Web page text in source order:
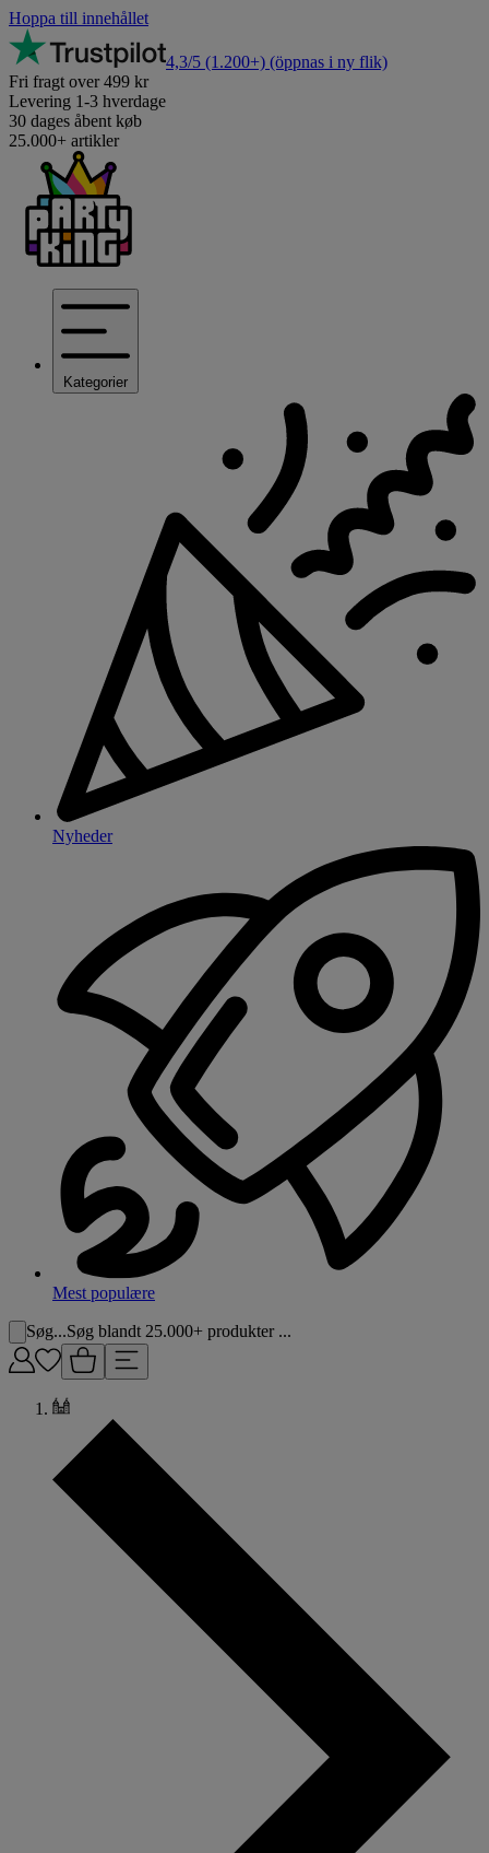
Hoppa till innehållet
4,3/5 (1.200+) (öppnas i ny flik)
Fri fragt over 499 kr
Levering 1-3 hverdage
30 dages åbent køb
25.000+ artikler
Kategorier
Nyheder
Mest populære
Søg...Søg blandt 25.000+ produkter ...